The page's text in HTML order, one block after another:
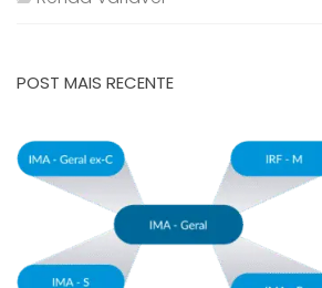
POST MAIS RECENTE